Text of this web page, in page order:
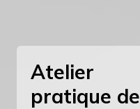
Atelier
pratique de